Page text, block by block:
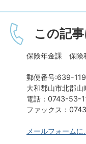
この記
保険年金課 保険
郵便番号:639-
大和郡山市北郡
電話：0743-53-
ファックス：
メールフォーム